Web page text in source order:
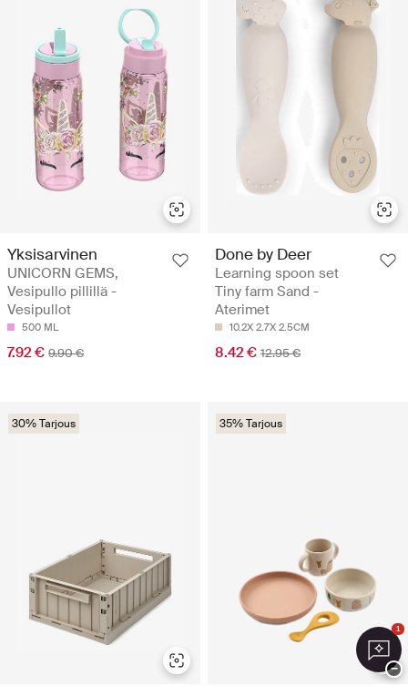
Yksisarvinen
UNICORN GEMS,
Vesipullo pillillä -
Vesipullot
500 ML
7.92 € 9.90 €
Done by Deer
Learning spoon set
Tiny farm Sand -
Aterimet
10.2X 2.7X 2.5CM
8.42 € 12.95 €
30% Tarjous 35% Tarjous
1
−